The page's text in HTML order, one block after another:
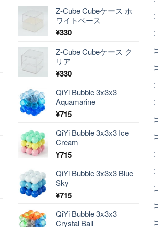
Z-Cube Cubeケース ホ
ワイトベース
¥330
Z-Cube Cubeケース ク
リア
¥330
QiYi Bubble 3x3x3
Aquamarine
¥715
QiYi Bubble 3x3x3 Ice
Cream
¥715
QiYi Bubble 3x3x3 Blue
Sky
¥715
QiYi Bubble 3x3x3
Crystal Ball